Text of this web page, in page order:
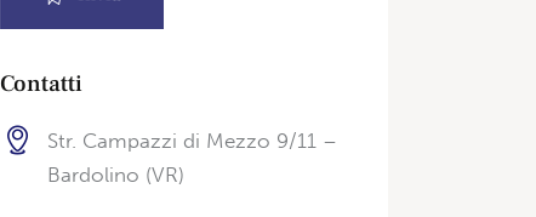
Contatti
Str. Campazzi di Mezzo 9/11 –
Bardolino (VR)